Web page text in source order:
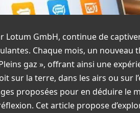
Lotum GmbH, continue de
Chaque mois, un nouveau
gaz », offrant ainsi une
sur la terre, dans les airs ou sur
proposées pour en déduire le
Cet article propose